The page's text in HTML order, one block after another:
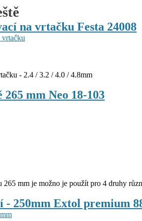
na vrtačku Festa 24008
- 2.4 / 3.2 / 4.0 / 4.8mm
mm Neo 18-103
265 mm je možno je použít pro 4 druhy
- 250mm Extol premium